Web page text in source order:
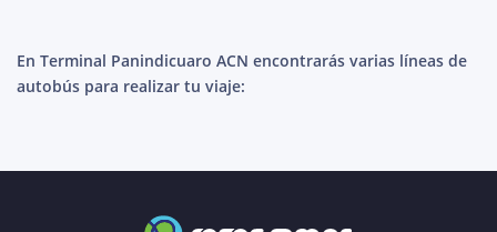
En Terminal Panindicuaro ACN encontrarás varias líneas de
autobús para realizar tu viaje: